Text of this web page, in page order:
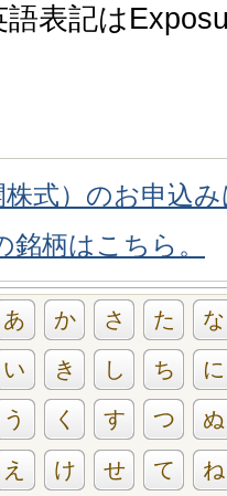
表記は
式）のお申込
柄はこちら。
あ か さ た な
い き し ち に
う く す つ ぬ
え け せ て ね